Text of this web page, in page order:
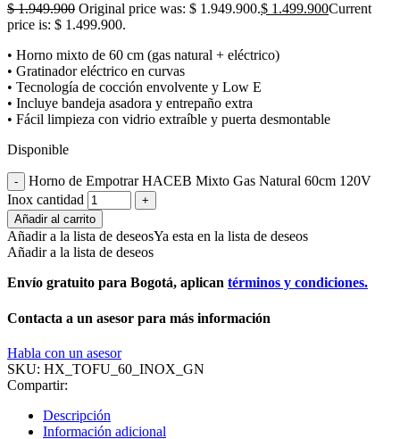
$1.949.900 Original price was: $ 1.949.900.$ 1.499.900Current
price is: $ 1.499.900.
• Horno mixto de 60 cm (gas natural + eléctrico)
• Gratinador eléctrico en curvas
• Tecnología de cocción envolvente y Low E
• Incluye bandeja asadora y entrepaño extra
• Fácil limpieza con vidrio extraíble y puerta desmontable
Disponible
Horno de Empotrar HACEB Mixto Gas Natural 60cm 120V
Inox cantidad
Añadir al carrito
Añadir a la lista de deseosYa esta en la lista de deseos
Añadir a la lista de deseos
Envío gratuito para Bogotá, aplican términos y condiciones.
Contacta a un asesor para más información
Habla con un asesor
SKU: HX_TOFU_60_INOX_GN
Compartir:
Descripción
Información adicional